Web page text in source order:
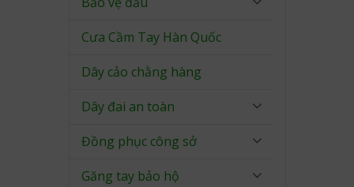
Cưa Cầm Tay Hàn Quốc
Dây cảo chằng hàng
Dây đai an toàn
Đồng phục công sở
Găng tay bảo hộ